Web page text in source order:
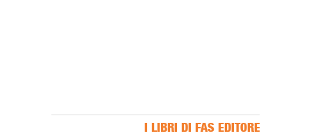
I LIBRI DI FAS EDITORE